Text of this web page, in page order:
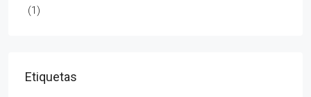
(1)
Etiquetas